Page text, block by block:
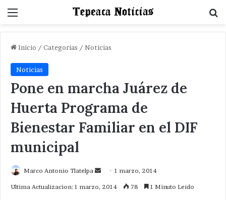
Menu
Inicio / Categorias / Noticias
Noticias
Pone en marcha Juárez de
Huerta Programa de
Bienestar Familiar en el DIF
municipal
Marco Antonio Tlatelpa
Send1 marzo, 2014
Ultima Actualizacion: 1 marzo, 2014 78 1 Minuto Leido